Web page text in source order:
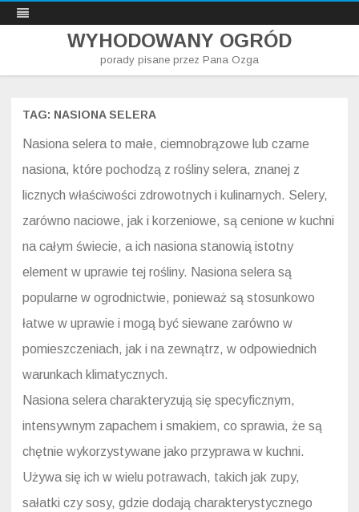
WYHODOWANY OGRÓD
porady pisane przez Pana Ozga
Skip
TAG: NASIONA SELERA
Nasiona selera to małe, ciemnobrązowe lub czarne
nasiona, które pochodzą z rośliny selera, znanej z
licznych właściwości zdrowotnych i kulinarnych. Selery,
zarówno naciowe, jak i korzeniowe, są cenione w kuchni
na całym świecie, a ich nasiona stanowią istotny
element w uprawie tej rośliny. Nasiona selera są
popularne w ogrodnictwie, ponieważ są stosunkowo
łatwe w uprawie i mogą być siewane zarówno w
pomieszczeniach, jak i na zewnątrz, w odpowiednich
warunkach klimatycznych.
Nasiona selera charakteryzują się specyficznym,
intensywnym zapachem i smakiem, co sprawia, że są
chętnie wykorzystywane jako przyprawa w kuchni.
Używa się ich w wielu potrawach, takich jak zupy,
sałatki czy sosy, gdzie dodają charakterystycznego